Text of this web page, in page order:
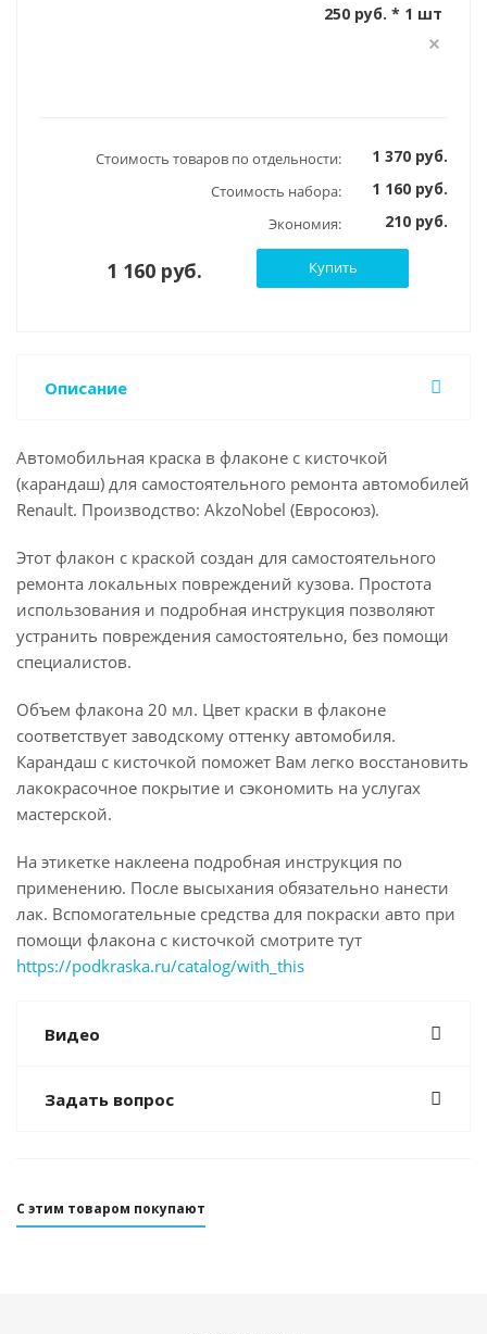
250 руб. * 1 шт
Стоимость товаров по отдельности: 1 370 руб.
Стоимость набора: 1 160 руб.
Экономия: 210 руб.
1 160 руб. Купить
Описание
Автомобильная краска в флаконе с кисточкой
(карандаш) для самостоятельного ремонта автомобилей
Renault. Производство: AkzoNobel (Евросоюз).
Этот флакон с краской создан для самостоятельного
ремонта локальных повреждений кузова. Простота
использования и подробная инструкция позволяют
устранить повреждения самостоятельно, без помощи
специалистов.
Объем флакона 20 мл. Цвет краски в флаконе
соответствует заводскому оттенку автомобиля.
Карандаш с кисточкой поможет Вам легко восстановить
лакокрасочное покрытие и сэкономить на услугах
мастерской.
На этикетке наклеена подробная инструкция по
применению. После высыхания обязательно нанести
лак. Вспомогательные средства для покраски авто при
помощи флакона с кисточкой смотрите тут
https://podkraska.ru/catalog/with_this
Видео
Задать вопрос
С этим товаром покупают